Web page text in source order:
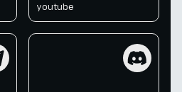
youtube